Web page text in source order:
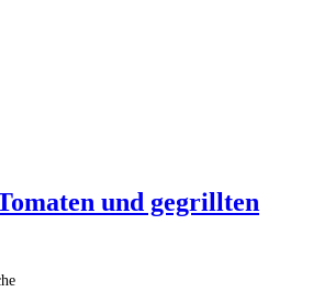
und gegrillten